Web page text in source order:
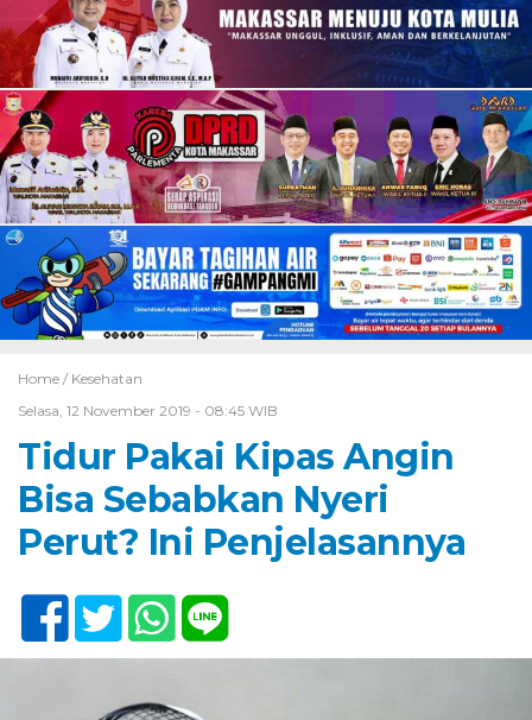
Home / Kesehatan
Selasa, 12 November 2019 - 08:45 WIB
Tidur Pakai Kipas Angin
Bisa Sebabkan Nyeri
Perut? Ini Penjelasannya